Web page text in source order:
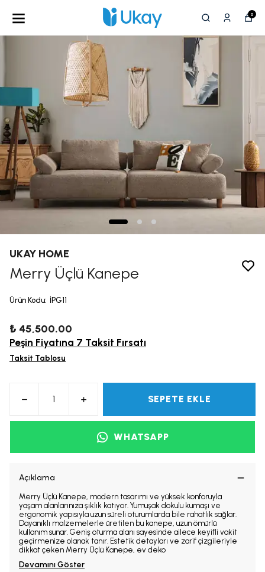
0
UKAY HOME
Merry Üçlü Kanepe
Ürün Kodu: İPG11
₺ 45,500.00
Peşin Fiyatına 7 Taksit Fırsatı
Taksit Tablosu
SEPETE EKLE
WHATSAPP
Açıklama
Merry Üçlü Kanepe, modern tasarımı ve yüksek konforuyla
yaşam alanlarınıza şıklık katıyor. Yumuşak dokulu kumaşı ve
ergonomik yapısıyla uzun süreli oturumlarda bile rahatlık sağlar.
Dayanıklı malzemelerle üretilen bu kanepe, uzun ömürlü
kullanım sunar. Geniş oturma alanı sayesinde ailece keyifli vakit
geçirmenize olanak tanır. Estetik detayları ve zarif çizgileriyle
dikkat çeken Merry Üçlü Kanepe, ev deko
Devamını Göster